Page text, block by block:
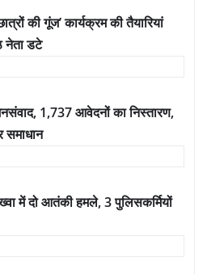
की गूंज’ कार्यक्रम की तैयारियां
नेता डटे
1,737 आवेदनों का निस्तारण,
समाधान
में दो आतंकी हमले, 3 पुलिसकर्मियों